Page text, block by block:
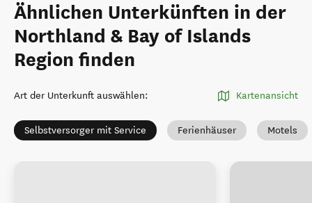
Ähnlichen Unterkünften in der
Northland & Bay of Islands
Region finden
Art der Unterkunft auswählen: Kartenansicht
Selbstversorger mit Service Ferienhäuser Motels